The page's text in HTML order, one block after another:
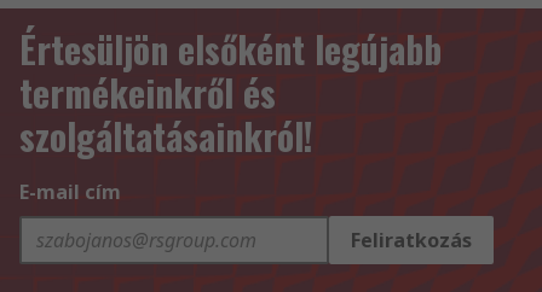
Értesüljön elsőként legújabb
termékeinkről és
szolgáltatásainkról!
E-mail cím
Feliratkozás